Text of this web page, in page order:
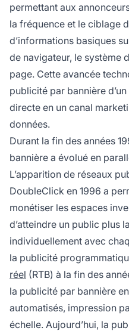
permettant aux
la fréquence et le ciblage
d’informations basiques
de navigateur, le système
page. Cette avancée
publicité par bannière
directe en un canal
données.
Durant la fin des années
bannière a évolué en
L’apparition de réseaux
DoubleClick en 1996 a
monétiser les espaces
d’atteindre un public plus
individuellement avec
la publicité
réel (RTB) à la fin des
la publicité par bannière
automatisés, impression
échelle. Aujourd’hui, la